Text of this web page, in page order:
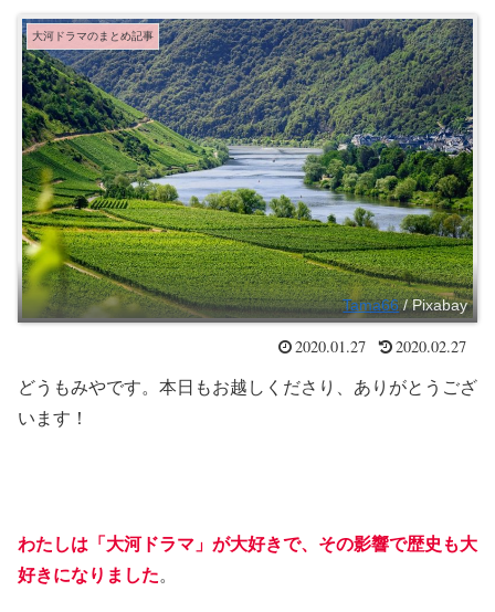
大河ドラマのまとめ記事
Tama66/ Pixabay
2020.01.27 2020.02.27
どうもみやです。本日もお越しくださり、ありがとうござ
います！
わたしは「大河ドラマ」が大好きで、その影響で歴史も大
好きになりました。